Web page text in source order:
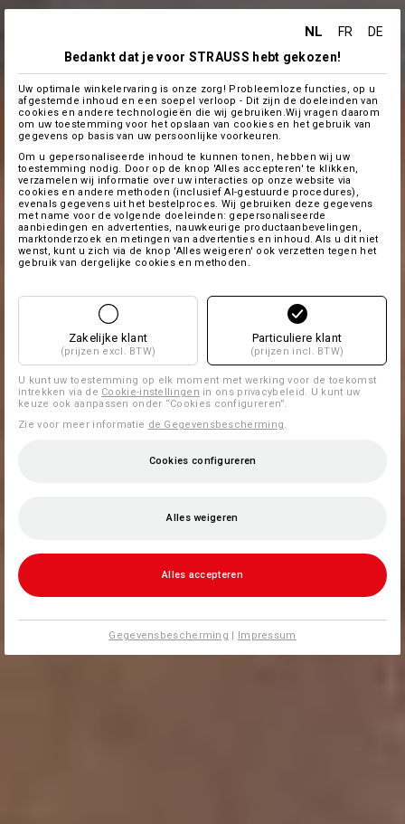
NL FR
DE
Bedankt dat je voor STRAUSS hebt gekozen!
Uw optimale winkelervaring is onze zorg! Probleemloze functies, op u
afgestemde inhoud en een soepel verloop - Dit zijn de doeleinden van
cookies en andere technologieën die wij gebruiken.Wij vragen daarom
om uw toestemming voor het opslaan van cookies en het gebruik van
gegevens op basis van uw persoonlijke voorkeuren.
Om u gepersonaliseerde inhoud te kunnen tonen, hebben wij uw
toestemming nodig. Door op de knop 'Alles accepteren' te klikken,
verzamelen wij informatie over uw interacties op onze website via
cookies en andere methoden (inclusief AI-gestuurde procedures),
evenals gegevens uit het bestelproces. Wij gebruiken deze gegevens
met name voor de volgende doeleinden: gepersonaliseerde
aanbiedingen en advertenties, nauwkeurige productaanbevelingen,
marktonderzoek en metingen van advertenties en inhoud. Als u dit niet
wenst, kunt u zich via de knop 'Alles weigeren' ook verzetten tegen het
gebruik van dergelijke cookies en methoden.
Zakelijke klant
(prijzen excl. BTW)
Particuliere klant
(prijzen incl. BTW)
U kunt uw toestemming op elk moment met werking voor de toekomst
intrekken via de Cookie-instellingen in ons privacybeleid. U kunt uw
keuze ook aanpassen onder “Cookies configureren”.
Zie voor meer informatie de Gegevensbescherming
Cookies configureren
Alles weigeren
Alles accepteren
Gegevensbescherming | Impressum